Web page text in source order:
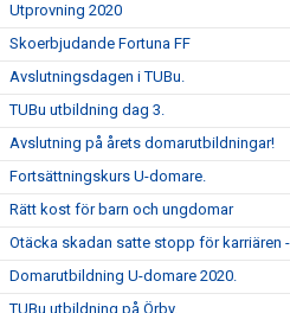
Utprovning 2020
Skoerbjudande Fortuna FF
Avslutningsdagen i TUBu.
TUBu utbildning dag 3.
Avslutning på årets domarutbildningar!
Fortsättningskurs U-domare.
Rätt kost för barn och ungdomar
Otäcka skadan satte stopp för karriären -
Domarutbildning U-domare 2020.
TUBu utbildning på Örby.